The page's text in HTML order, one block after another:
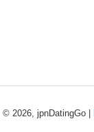
© 2026, jpnDatingGo |